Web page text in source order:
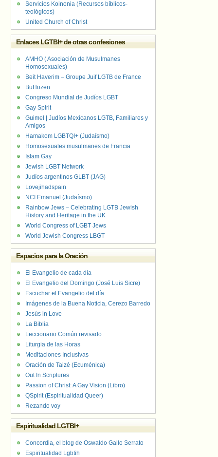
Servicios Koinonia (Recursos bíblicos-
teológicos)
United Church of Christ
Enlaces LGTBI+ de otras confesiones
AMHO ( Asociación de Musulmanes
Homosexuales)
Beit Haverim – Groupe Juif LGTB de France
BuHozen
Congreso Mundial de Judíos LGBT
Gay Spirit
Guimel | Judíos Mexicanos LGTB, Familiares y
Amigos
Hamakom LGBTQI+ (Judaísmo)
Homosexuales musulmanes de Francia
Islam Gay
Jewish LGBT Network
Judíos argentinos GLBT (JAG)
Lovejihadspain
NCI Emanuel (Judaísmo)
Rainbow Jews – Celebrating LGTB Jewish
History and Heritage in the UK
World Congress of LGBT Jews
World Jewish Congress LBGT
Espacios para la Oración
El Evangelio de cada día
El Evangelio del Domingo (José Luis Sicre)
Escuchar el Evangelio del día
Imágenes de la Buena Noticia, Cerezo Barredo
Jesús in Love
La Biblia
Leccionario Común revisado
Liturgia de las Horas
Meditaciones Inclusivas
Oración de Taizé (Ecuménica)
Out In Scriptures
Passion of Christ: A Gay Vision (Libro)
QSpirit (Espiritualidad Queer)
Rezando voy
Espiritualidad LGTBI+
Concordia, el blog de Oswaldo Gallo Serrato
Espiritualidad Lgbtih